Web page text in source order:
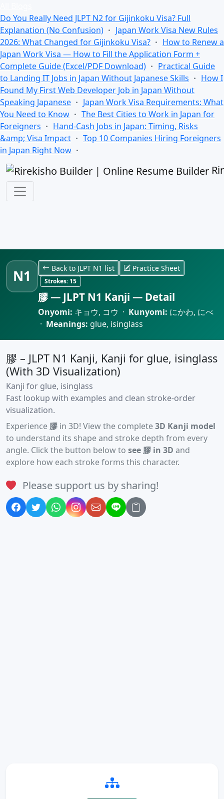
Do You Really Need JLPT N2 for Gijinkoku Visa? Full
Explanation (No Confusion)
Japan Work Visa New Rules
2026: What Changed for Gijinkoku Visa?
How to Renew a
Japan Work Visa — How to Fill the Application Form +
Complete Guide (Excel/PDF Download)
Practical Guide
to Landing IT Jobs in Japan Without Japanese Skills
How I
Found My First Web Developer Job in Japan Without
Speaking Japanese
Japan Work Visa Requirements: What
You Need to Know
The Best Cities to Work in Japan for
Foreigners
Hand-Cash Jobs in Japan: Timing, Risks
&amp; Visa Impact
Top 10 Companies Hiring Foreigners
in Japan Right Now
N1 Back to JLPT N1 list Practice Sheet
Strokes:15
膠 — JLPT N1 Kanji — Detail
Onyomi: キョウ, コウ · Kunyomi: にかわ, にべ
· Meanings: glue, isinglass
膠 – JLPT N1 Kanji, Kanji for glue, isinglass
(With 3D Visualization)
Kanji for glue, isinglass
Fast lookup with examples and clean stroke-order
visualization.
Experience 膠 in 3D! View the complete3D Kanji model
to understand its shape and stroke depth from every
angle. Click the button below to see 膠 in 3D and
explore how each stroke forms this character.
Please support us by sharing!